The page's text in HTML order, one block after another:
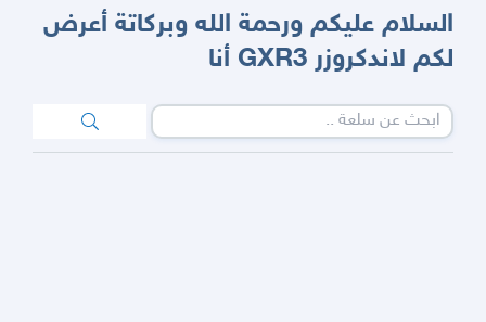
السلام عليكم ورحمة الله وبركاتة أعرض
لكم لاندكروزر GXR3 أنا